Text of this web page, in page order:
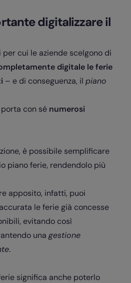
digitalizzare il
cui le aziende scelgono di
digitale le ferie
– e di conseguenza, il piano
con sé numerosi
è possibile semplificare
piano ferie, rendendolo più
apposito, infatti, puoi
le ferie già concesse
evitando così
una gestione
.
significa anche poterlo